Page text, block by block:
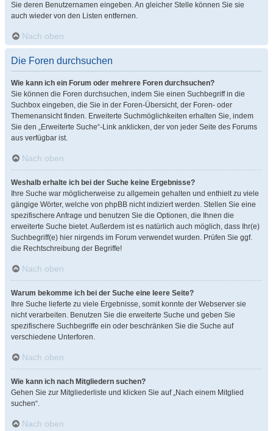
Sie deren Benutzernamen eingeben. An gleicher Stelle können Sie sie
auch wieder von den Listen entfernen.
Nach oben
Die Foren durchsuchen
Wie kann ich ein Forum oder mehrere Foren durchsuchen?
Sie können die Foren durchsuchen, indem Sie einen Suchbegriff in die
Suchbox eingeben, die Sie in der Foren-Übersicht, der Foren- oder
Themenansicht finden. Erweiterte Suchmöglichkeiten erhalten Sie, indem
Sie den „Erweiterte Suche“-Link anklicken, der von jeder Seite des Forums
aus verfügbar ist.
Nach oben
Weshalb erhalte ich bei der Suche keine Ergebnisse?
Ihre Suche war möglicherweise zu allgemein gehalten und enthielt zu viele
gängige Wörter, welche von phpBB nicht indiziert werden. Stellen Sie eine
spezifischere Anfrage und benutzen Sie die Optionen, die Ihnen die
erweiterte Suche bietet. Außerdem ist es natürlich auch möglich, dass Ihr(e)
Suchbegriff(e) hier nirgends im Forum verwendet wurden. Prüfen Sie ggf.
die Rechtschreibung der Begriffe!
Nach oben
Warum bekomme ich bei der Suche eine leere Seite?
Ihre Suche lieferte zu viele Ergebnisse, somit konnte der Webserver sie
nicht verarbeiten. Benutzen Sie die erweiterte Suche und geben Sie
spezifischere Suchbegriffe ein oder beschränken Sie die Suche auf
verschiedene Unterforen.
Nach oben
Wie kann ich nach Mitgliedern suchen?
Gehen Sie zur Mitgliederliste und klicken Sie auf „Nach einem Mitglied
suchen“.
Nach oben